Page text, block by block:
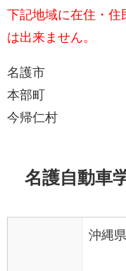
下記地域に在住・住
は出来ません。
名護市
本部町
今帰仁村
名護自動車
沖縄